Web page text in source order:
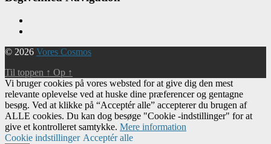
© 2026 Vores Cosmos
Til toppen ↑ Op ↑
Vi bruger cookies på vores websted for at give dig den mest
relevante oplevelse ved at huske dine præferencer og gentagne
besøg. Ved at klikke på “Acceptér alle” accepterer du brugen af ​​
ALLE cookies. Du kan dog besøge "Cookie -indstillinger" for at
give et kontrolleret samtykke. Mere information
Cookie indstillinger Acceptér alle